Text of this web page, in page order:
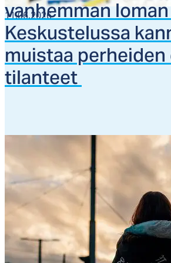
11.06.2026
van­hem­man
Kes­kus­te­lus­sa
muis­taa
ti­lan­teet